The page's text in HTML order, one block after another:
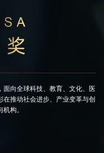
面向全球科技、教育、文化、医
推动社会进步、产业变革与创
构。